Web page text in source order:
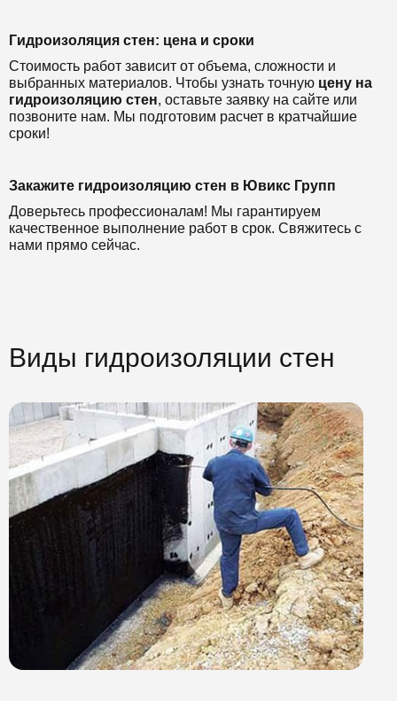
Гидроизоляция стен: цена и сроки
Стоимость работ зависит от объема, сложности и
выбранных материалов. Чтобы узнать точную цену на
гидроизоляцию стен, оставьте заявку на сайте или
позвоните нам. Мы подготовим расчет в кратчайшие
сроки!
Закажите гидроизоляцию стен в Ювикс Групп
Доверьтесь профессионалам! Мы гарантируем
качественное выполнение работ в срок. Свяжитесь с
нами прямо сейчас.
Виды гидроизоляции стен